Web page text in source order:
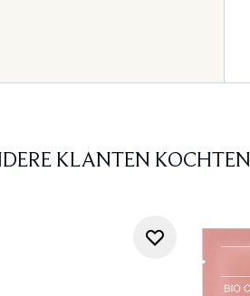
KLANTEN KOCHTEN